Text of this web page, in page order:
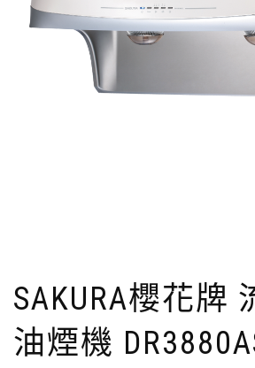
SAKURA櫻花牌
油煙機